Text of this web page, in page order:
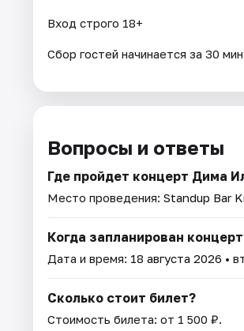
Вход строго 18+
Сбор гостей начинается за 30
Вопросы и ответы
Где пройдет концерт Дима
Место проведения: Standup Bar
Когда запланирован
Дата и время: 18 августа 2026 •
Сколько стоит билет?
Стоимость билета: от 1 500 ₽.